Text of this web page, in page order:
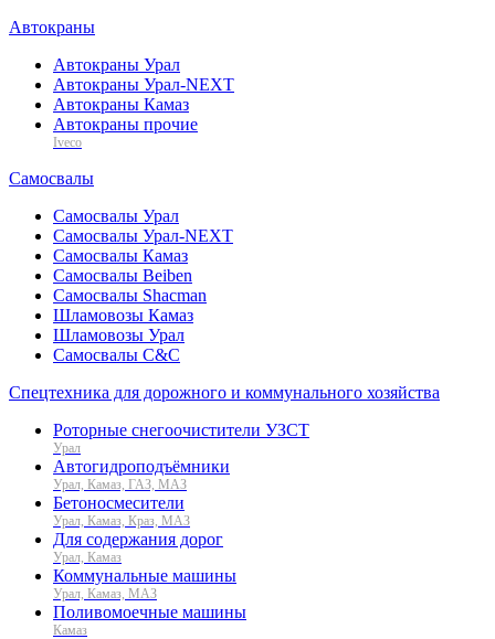
Автокраны
Автокраны Урал
Автокраны Урал-NEXT
Автокраны Камаз
Автокраны прочие
Iveco
Самосвалы
Самосвалы Урал
Самосвалы Урал-NEXT
Самосвалы Камаз
Самосвалы Beiben
Самосвалы Shacman
Шламовозы Камаз
Шламовозы Урал
Самосвалы C&C
Спецтехника для дорожного и коммунального хозяйства
Роторные снегоочистители УЗСТ
Урал
Автогидроподъёмники
Урал, Камаз, ГАЗ, МАЗ
Бетоносмесители
Урал, Камаз, Краз, МАЗ
Для содержания дорог
Урал, Камаз
Коммунальные машины
Урал, Камаз, МАЗ
Поливомоечные машины
Камаз